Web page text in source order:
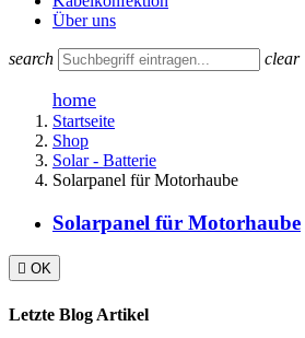
Über uns
search clear
home
Startseite
Shop
Solar - Batterie
Solarpanel für Motorhaube
Solarpanel für Motorhaube
 OK
Letzte Blog Artikel